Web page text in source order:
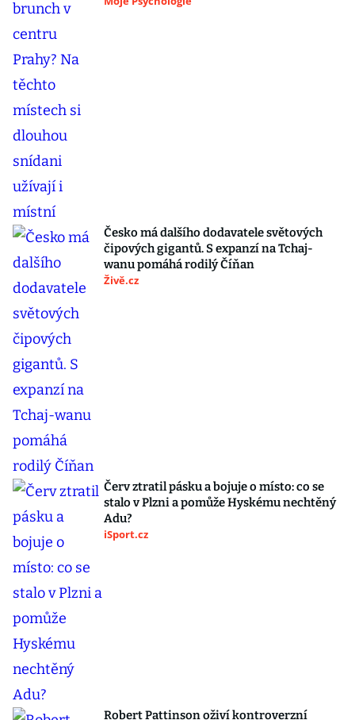
Česko má dalšího dodavatele světových
čipových gigantů. S expanzí na Tchaj-
wanu pomáhá rodilý Číňan
Živě.cz
Červ ztratil pásku a bojuje o místo: co se
stalo v Plzni a pomůže Hyskému nechtěný
Adu?
iSport.cz
Robert Pattinson oživí kontroverzní